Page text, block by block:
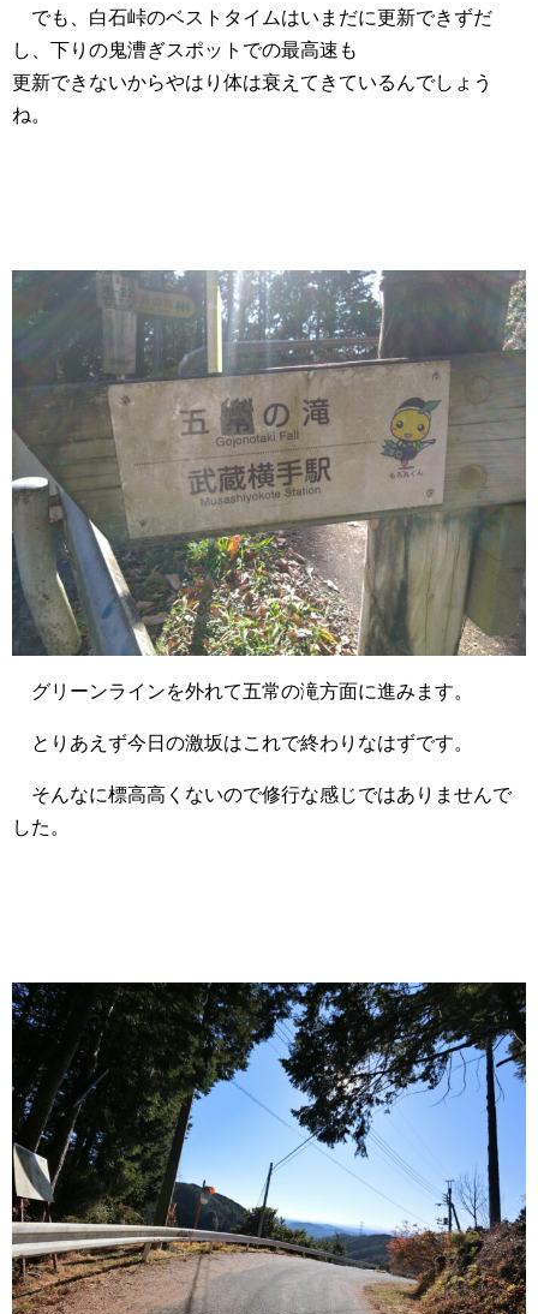
でも、白石峠のベストタイムはいまだに更新できずだ
し、下りの鬼漕ぎスポットでの最高速も
更新できないからやはり体は衰えてきているんでしょう
ね。
グリーンラインを外れて五常の滝方面に進みます。
とりあえず今日の激坂はこれで終わりなはずです。
そんなに標高高くないので修行な感じではありませんで
した。